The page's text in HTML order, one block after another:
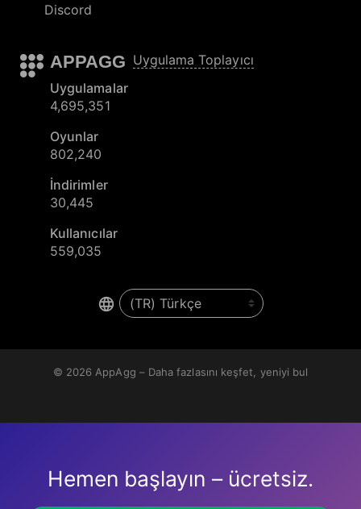
Discord
APPAGG Uygulama Toplayıcı
Uygulamalar
4,695,351
Oyunlar
802,240
İndirimler
30,445
Kullanıcılar
559,035
© 2026 AppAgg – Daha fazlasını keşfet, yeniyi bul
Hemen başlayın – ücretsiz.